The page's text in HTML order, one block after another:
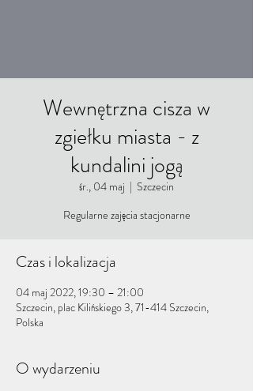
Wewnętrzna cisza w
zgiełku miasta - z
kundalini jogą
śr., 04 maj
  |
Szczecin
Regularne zajęcia stacjonarne
Czas i lokalizacja
04 maj 2022, 19:30 – 21:00
Szczecin, plac Kilińskiego 3, 71-414 Szczecin,
Polska
O wydarzeniu